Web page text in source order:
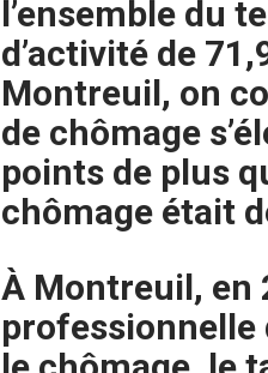
l’ensemble du
d’activité de
Montreuil, on
de chômage
points de plus
chômage était
À Montreuil, en
professionnelle